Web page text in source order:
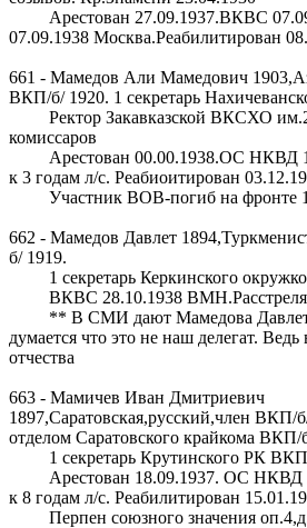
Арестован 27.09.1937.ВКВС
07.09.1938 Москва.Реабилитирован
661 - Мамедов Али Мамедович
ВКП/б/ 1920. 1 секретарь
Ректор Закавказской ВКСХО
комиссаров
Арестован 00.00.1938.ОС НКВД
к 3 годам л/с. Реабиоитирован
Участник ВОВ-погиб на фронте
662 - Мамедов Давлет
б/ 1919.
1 секретарь Керкинского
ВКВС 28.10.1938
** В СМИ дают Мамедова Давлет
думается что это не наш делегат.
отчества
663 - Мамичев Иван Дмитриевич
1897,Саратовская,русский,член ВКП/
отделом Саратовского крайкома ВКП/
1 секретарь Крутинского РК
Арестован 18.09.1937. ОС НКВД
к 8 годам л/с. Реабилитирован
Перпен союзного значения